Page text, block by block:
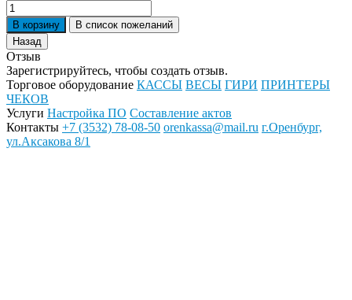
Отзыв
Зарегистрируйтесь, чтобы создать отзыв.
Торговое оборудование КАССЫ ВЕСЫ ГИРИ ПРИНТЕРЫ
ЧЕКОВ
Услуги Настройка ПО Составление актов
Контакты +7 (3532) 78-08-50 orenkassa@mail.ru г.Оренбург,
ул.Аксакова 8/1